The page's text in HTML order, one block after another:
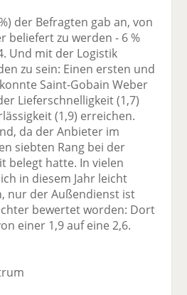
der Befragten gab an, von
beliefert zu werden - 6 %
Und mit der Logistik
zu sein: Einen ersten und
Saint-Gobain Weber
Lieferschnelligkeit (1,7)
(1,9) erreichen.
da der Anbieter im
siebten Rang bei der
belegt hatte. In vielen
in diesem Jahr leicht
nur der Außendienst ist
bewertet worden: Dort
einer 1,9 auf eine 2,6.